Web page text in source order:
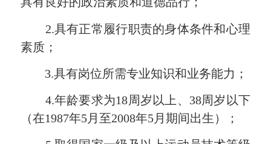
2.具有正常履行职责的身体条件和心理
素质；
3.具有岗位所需专业知识和业务能力；
4.年龄要求为18周岁以上、38周岁以下
（在1987年5月至2008年5月期间出生）；